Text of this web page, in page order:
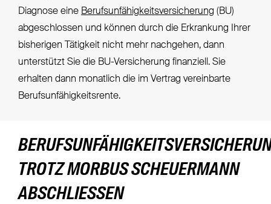
Diagnose eine Berufsunfähigkeitsversicherung (BU)
abgeschlossen und können durch die Erkrankung Ihrer
bisherigen Tätigkeit nicht mehr nachgehen, dann
unterstützt Sie die BU-Versicherung finanziell. Sie
erhalten dann monatlich die im Vertrag vereinbarte
Berufsunfähigkeitsrente.
TROTZ MORBUS SCHEUERMANN
ABSCHLIESSEN